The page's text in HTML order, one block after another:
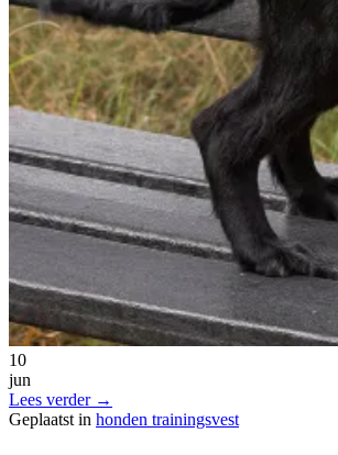
10
jun
Lees verder →
Geplaatst in honden trainingsvest